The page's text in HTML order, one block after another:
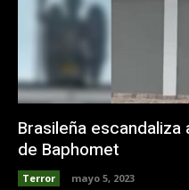
Brasileña
de Baphomet
Terror mayo 5, 2023